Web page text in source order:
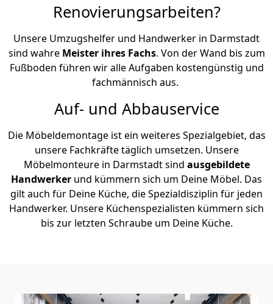
Renovierungsarbeiten?
Unsere Umzugshelfer und Handwerker in Darmstadt
sind wahre Meister ihres Fachs. Von der Wand bis zum
Fußboden führen wir alle Aufgaben kostengünstig und
fachmännisch aus.
Auf- und Abbauservice
Die Möbeldemontage ist ein weiteres Spezialgebiet, das
unsere Fachkräfte täglich umsetzen. Unsere
Möbelmonteure in Darmstadt sind ausgebildete
Handwerker und kümmern sich um Deine Möbel. Das
gilt auch für Deine Küche, die Spezialdisziplin für jeden
Handwerker. Unsere Küchenspezialisten kümmern sich
bis zur letzten Schraube um Deine Küche.